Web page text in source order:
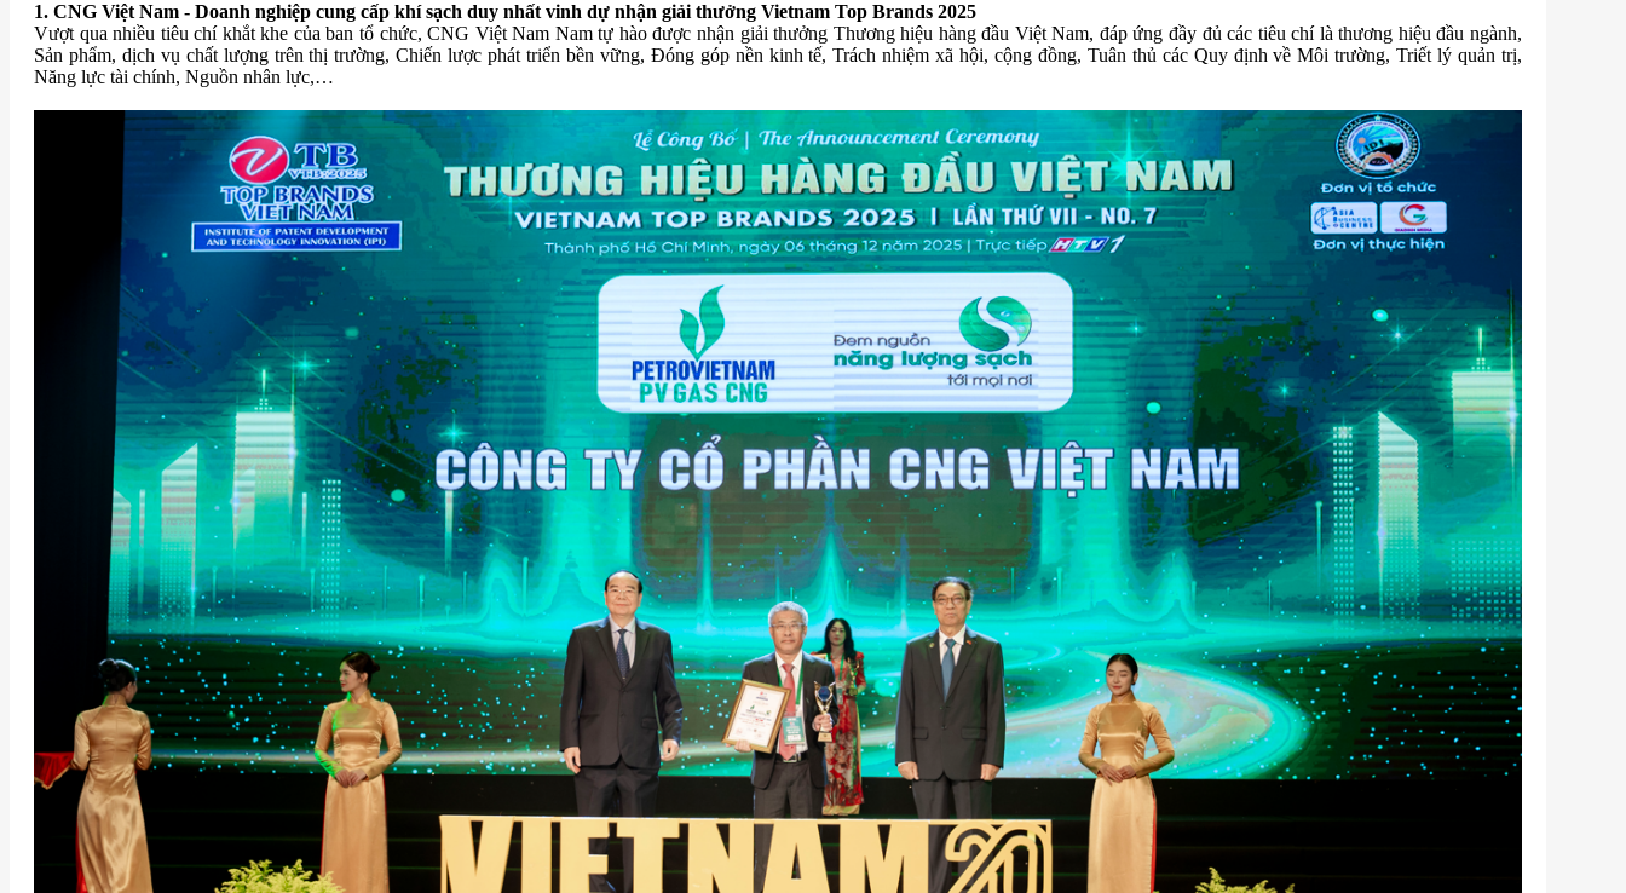
1. CNG Việt Nam - Doanh nghiệp cung cấp khí sạch duy nhất vinh dự nhận giải thưởng Vietnam Top Brands 2025
Vượt qua nhiều tiêu chí khắt khe của ban tổ chức, CNG Việt Nam Nam tự hào được nhận giải thưởng Thương hiệu hàng đầu Việt Nam, đáp ứng đầy đủ các tiêu chí là thương hiệu đầu ngành,
Sản phẩm, dịch vụ chất lượng trên thị trường, Chiến lược phát triển bền vững, Đóng góp nền kinh tế, Trách nhiệm xã hội, cộng đồng, Tuân thủ các Quy định về Môi trường, Triết lý quản trị,
Năng lực tài chính, Nguồn nhân lực,…